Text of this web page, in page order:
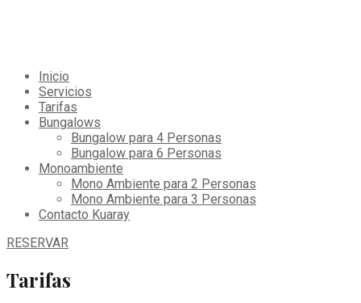
Inicio
Servicios
Tarifas
Bungalows
Bungalow para 4 Personas
Bungalow para 6 Personas
Monoambiente
Mono Ambiente para 2 Personas
Mono Ambiente para 3 Personas
Contacto Kuaray
RESERVAR
Tarifas